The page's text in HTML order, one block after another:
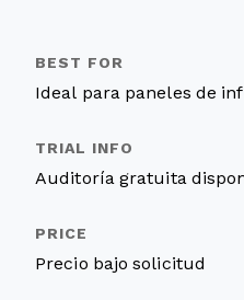
Ideal para paneles de
Auditoría gratuita
Precio bajo solicitud